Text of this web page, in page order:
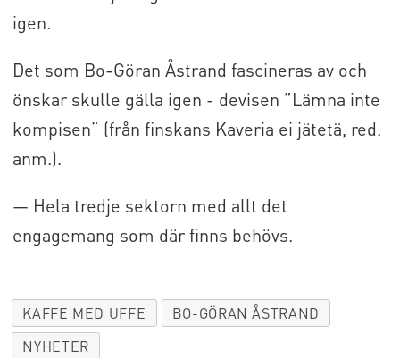
igen.
Det som Bo-Göran Åstrand fascineras av och
önskar skulle gälla igen - devisen ”Lämna inte
kompisen” (från finskans Kaveria ei jätetä, red.
anm.).
— Hela tredje sektorn med allt det
engagemang som där finns behövs.
KAFFE MED UFFE
BO-GÖRAN ÅSTRAND
NYHETER